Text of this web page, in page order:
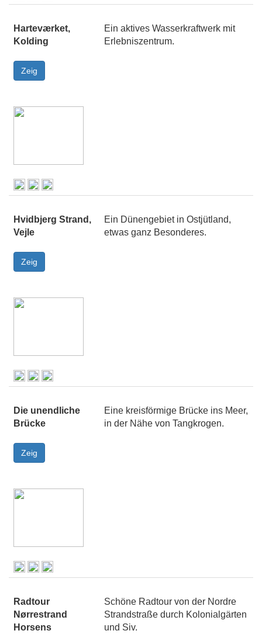
Harteværket,
Kolding
Ein aktives Wasserkraftwerk mit
Erlebniszentrum.
Hvidbjerg Strand,
Vejle
Ein Dünengebiet in Ostjütland,
etwas ganz Besonderes.
Die unendliche
Brücke
Eine kreisförmige Brücke ins Meer,
in der Nähe von Tangkrogen.
Radtour
Nørrestrand
Horsens
Schöne Radtour von der Nordre
Strandstraße durch Kolonialgärten
und Siv.